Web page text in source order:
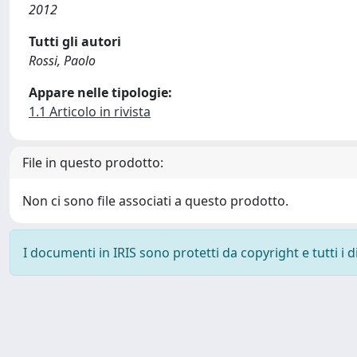
2012
Tutti gli autori
Rossi, Paolo
Appare nelle tipologie:
1.1 Articolo in rivista
File in questo prodotto:
Non ci sono file associati a questo prodotto.
I documenti in IRIS sono protetti da copyright e tutti i